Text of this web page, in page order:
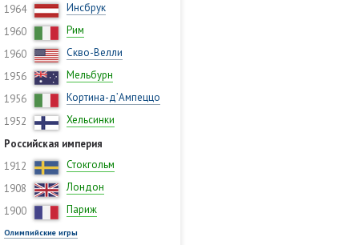
1964
Инсбрук
1960
Рим
1960
Скво-Велли
1956
Мельбурн
1956
Кортина-д’Ампеццо
1952
Хельсинки
Российская империя
1912
Стокгольм
1908
Лондон
1900
Париж
Олимпийские игры